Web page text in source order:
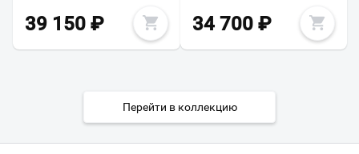
39 150 ₽ 34 700₽
Перейти в коллекцию